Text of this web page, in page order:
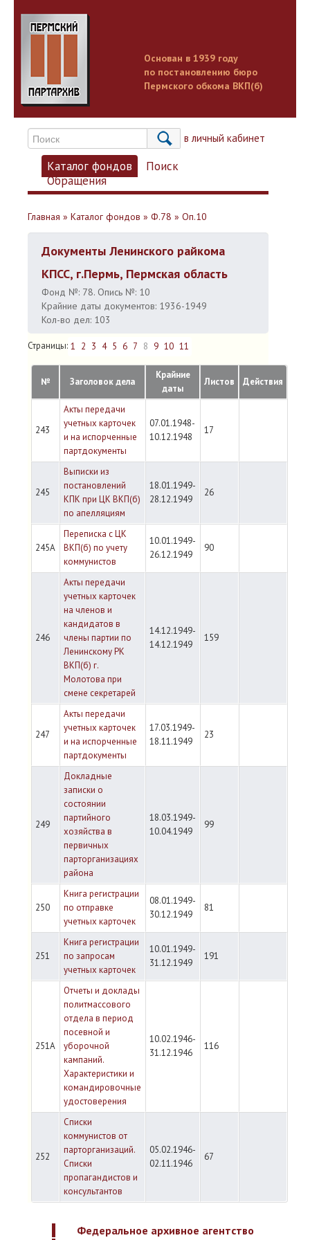
Основан в 1939 году
по постановлению бюро
Пермского обкома ВКП(б)
Вход в личный кабинет
Каталог фондов
Поиск
Обращения
Главная » Каталог фондов » Ф.78 » Оп.10
Документы Ленинского райкома
КПСС, г.Пермь, Пермская область
Фонд №: 78. Опись №: 10
Крайние даты документов: 1936-1949
Кол-во дел: 103
Страницы: 1 2 3 4 5 6 7 8 9 10 11
№ Заголовок дела
Крайние
даты
Листов Действия
243
Акты передачи
учетных карточек
и на испорченные
партдокументы
07.01.1948-
10.12.1948
17
245
Выписки из
постановлений
КПК при ЦК ВКП(б)
по апелляциям
18.01.1949-
28.12.1949
26
245А
Переписка с ЦК
ВКП(б) по учету
коммунистов
10.01.1949-
26.12.1949
90
246
Акты передачи
учетных карточек
на членов и
кандидатов в
члены партии по
Ленинскому РК
ВКП(б) г.
Молотова при
смене секретарей
14.12.1949-
14.12.1949
159
247
Акты передачи
учетных карточек
и на испорченные
партдокументы
17.03.1949-
18.11.1949
23
249
Докладные
записки о
состоянии
партийного
хозяйства в
первичных
парторганизациях
района
18.03.1949-
10.04.1949
99
250
Книга регистрации
по отправке
учетных карточек
08.01.1949-
30.12.1949
81
251
Книга регистрации
по запросам
учетных карточек
10.01.1949-
31.12.1949
191
251А
Отчеты и доклады
политмассового
отдела в период
посевной и
уборочной
кампаний.
Характеристики и
командировочные
удостоверения
10.02.1946-
31.12.1946
116
252
Списки
коммунистов от
парторганизаций.
Списки
пропагандистов и
консультантов
05.02.1946-
02.11.1946
67
Федеральное архивное агентство